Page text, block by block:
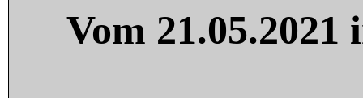
Vom